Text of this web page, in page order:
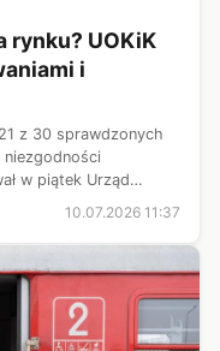
rynku? UOKiK
i
z 30 sprawdzonych
niezgodności
w piątek Urząd
że najczęściej
10.07.2026 11:37